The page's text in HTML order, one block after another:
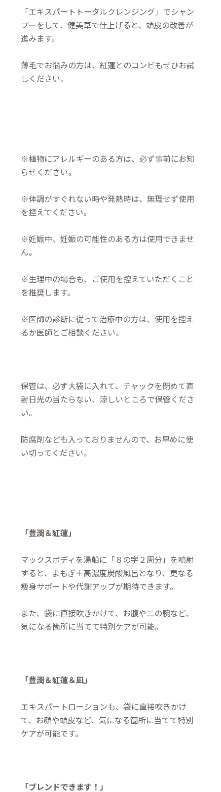
「エキスパートトータルクレンジング」でシャン
プーをして、健美草で仕上げると、頭皮の改善が
進みます。
薄毛でお悩みの方は、紅蓮とのコンビもぜひお試
しください。
※植物にアレルギーのある方は、必ず事前にお知
らせください。
※体調がすぐれない時や発熱時は、無理せず使用
を控えてください。
※妊娠中、妊娠の可能性のある方は使用できませ
ん。
※生理中の場合も、ご使用を控えていただくこと
を推奨します。
※医師の診断に従って治療中の方は、使用を控え
るか医師とご相談ください。
保管は、必ず大袋に入れて、チャックを閉めて直
射日光の当たらない、涼しいところで保管くださ
い。
防腐剤なども入っておりませんので、お早めに使
い切ってください。
「豊潤＆紅蓮」
マックスボディを湯船に「８の字２周分」を噴射
すると、よもぎ＋高濃度炭酸風呂となり、更なる
痩身サポートや代謝アップが期待できます。
また、袋に直接吹きかけて、お腹や二の腕など、
気になる箇所に当てて特別ケアが可能。
「豊潤＆紅蓮＆凪」
エキスパートローションも、袋に直接吹きかけ
て、お顔や頭皮など、気になる箇所に当てて特別
ケアが可能です。
「ブレンドできます！」